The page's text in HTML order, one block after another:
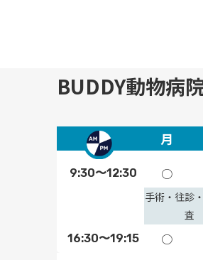
BUDDY動物病
月
9:30〜12:30 ○
手術・往診
査
16:30〜19:15 ○